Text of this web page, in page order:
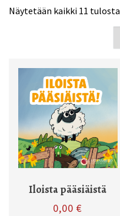
Näytetään kaikki 11 tulosta
Iloista pääsiäistä
0,00€